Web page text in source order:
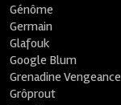
Génôme
Germain
Glafouk
Google Blum
Grenadine Vengeance
Grôprout